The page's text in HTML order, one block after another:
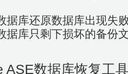
据库还原数据库出现失
据库只剩下损坏的备份
ASE数据库恢复工